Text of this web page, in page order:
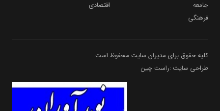
جامعه
اقتصادی
فرهنگی
کلیه حقوق برای مدیران سایت محفوظ است.
طراحی سایت :راست چین